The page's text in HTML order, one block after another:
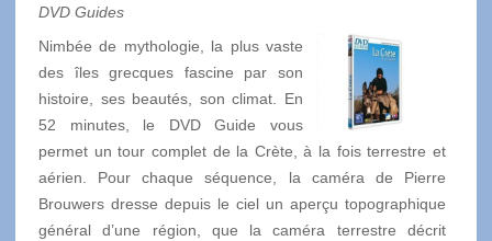
DVD Guides
Nimbée de mythologie, la plus vaste
des îles grecques fascine par son
histoire, ses beautés, son climat. En
52 minutes, le DVD Guide vous
permet un tour complet de la Crète, à la fois terrestre et
aérien. Pour chaque séquence, la caméra de Pierre
Brouwers dresse depuis le ciel un aperçu topographique
général d’une région, que la caméra terrestre décrit